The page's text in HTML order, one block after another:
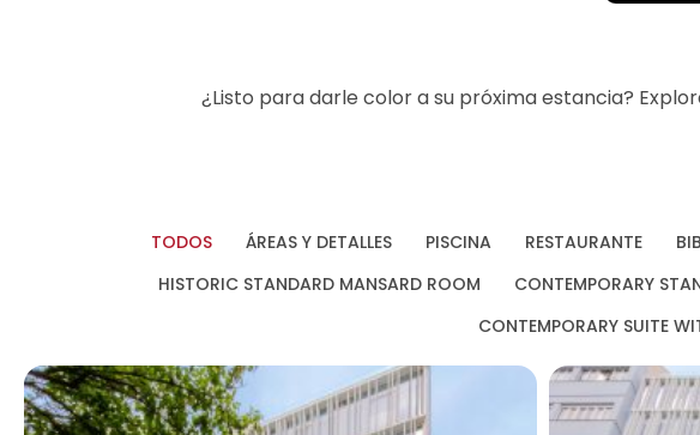
¿Listo para darle color a su próxima estancia?
TODOS ÁREAS Y DETALLES PISCINA RESTAURANTE
HISTORIC STANDARD MANSARD ROOM
CONTEMPORARY
CONTEMPORARY SUITE